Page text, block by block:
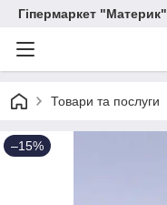
Гіпермаркет "Материк"
Товари та послуги
–15%